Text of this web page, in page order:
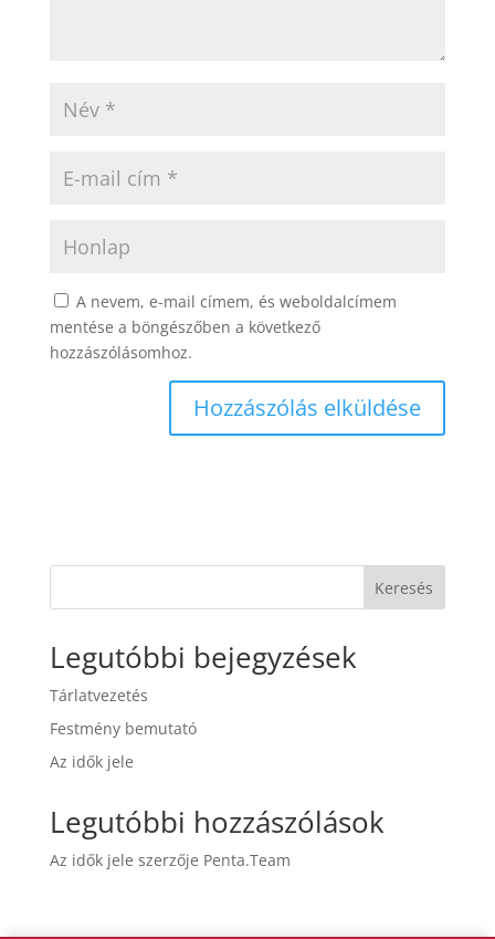
A nevem, e-mail címem, és weboldalcímem
mentése a böngészőben a következő
hozzászólásomhoz.
Keresés
Legutóbbi bejegyzések
Tárlatvezetés
Festmény bemutató
Az idők jele
Legutóbbi hozzászólások
Az idők jele szerzője Penta.Team